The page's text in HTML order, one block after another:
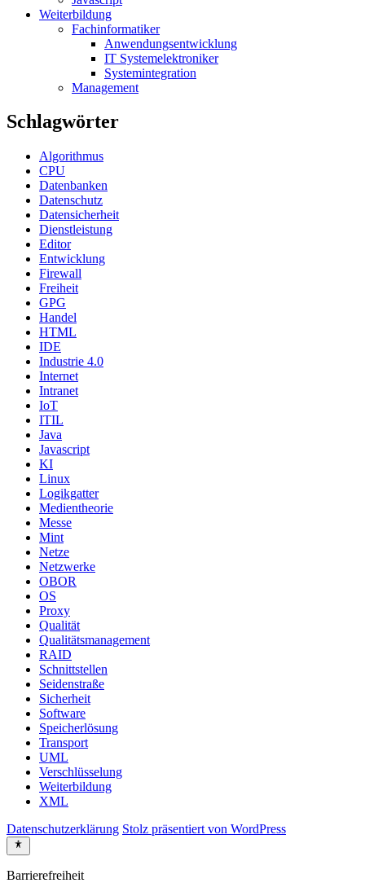
Weiterbildung
Fachinformatiker
Anwendungsentwicklung
IT Systemelektroniker
Systemintegration
Management
Schlagwörter
Algorithmus
CPU
Datenbanken
Datenschutz
Datensicherheit
Dienstleistung
Editor
Entwicklung
Firewall
Freiheit
GPG
Handel
HTML
IDE
Industrie 4.0
Internet
Intranet
IoT
ITIL
Java
Javascript
KI
Linux
Logikgatter
Medientheorie
Messe
Mint
Netze
Netzwerke
OBOR
OS
Proxy
Qualität
Qualitätsmanagement
RAID
Schnittstellen
Seidenstraße
Sicherheit
Software
Speicherlösung
Transport
UML
Verschlüsselung
Weiterbildung
XML
Datenschutzerklärung Stolz präsentiert von WordPress
Barrierefreiheit